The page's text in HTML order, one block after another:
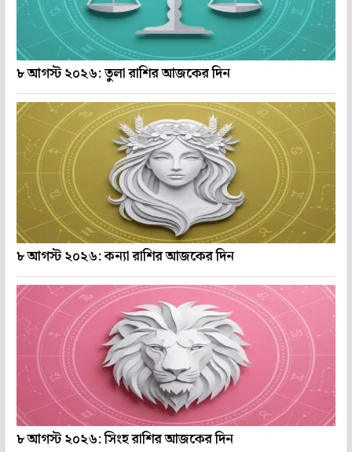
৮ আগস্ট ২০২৬: তুলা রাশির আজকের দিন
৮ আগস্ট ২০২৬: কন্যা রাশির আজকের দিন
৮ আগস্ট ২০২৬: সিংহ রাশির আজকের দিন